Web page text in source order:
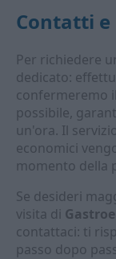
Contatti
Per richiedere
dedicato:
confermeremo
possibile,
un'ora. Il
economici
momento della
Se desideri
visita di
contattaci: ti
passo dopo